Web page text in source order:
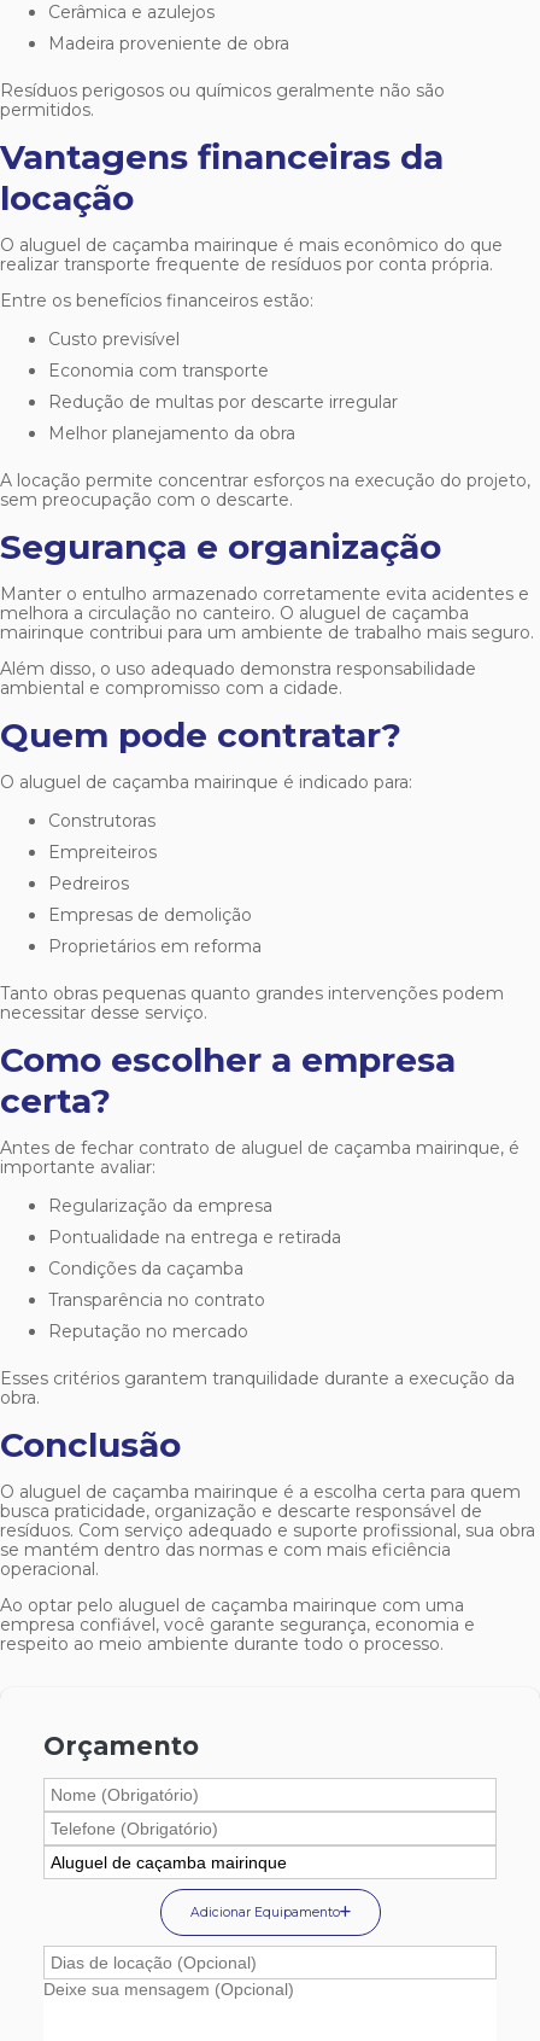
Cerâmica e azulejos
Madeira proveniente de obra
Resíduos perigosos ou químicos geralmente não são
permitidos.
Vantagens financeiras da
locação
O aluguel de caçamba mairinque é mais econômico do que
realizar transporte frequente de resíduos por conta própria.
Entre os benefícios financeiros estão:
Custo previsível
Economia com transporte
Redução de multas por descarte irregular
Melhor planejamento da obra
A locação permite concentrar esforços na execução do projeto,
sem preocupação com o descarte.
Segurança e organização
Manter o entulho armazenado corretamente evita acidentes e
melhora a circulação no canteiro. O aluguel de caçamba
mairinque contribui para um ambiente de trabalho mais seguro.
Além disso, o uso adequado demonstra responsabilidade
ambiental e compromisso com a cidade.
Quem pode contratar?
O aluguel de caçamba mairinque é indicado para:
Construtoras
Empreiteiros
Pedreiros
Empresas de demolição
Proprietários em reforma
Tanto obras pequenas quanto grandes intervenções podem
necessitar desse serviço.
Como escolher a empresa
certa?
Antes de fechar contrato de aluguel de caçamba mairinque, é
importante avaliar:
Regularização da empresa
Pontualidade na entrega e retirada
Condições da caçamba
Transparência no contrato
Reputação no mercado
Esses critérios garantem tranquilidade durante a execução da
obra.
Conclusão
O aluguel de caçamba mairinque é a escolha certa para quem
busca praticidade, organização e descarte responsável de
resíduos. Com serviço adequado e suporte profissional, sua obra
se mantém dentro das normas e com mais eficiência
operacional.
Ao optar pelo aluguel de caçamba mairinque com uma
empresa confiável, você garante segurança, economia e
respeito ao meio ambiente durante todo o processo.
Orçamento
Adicionar Equipamento